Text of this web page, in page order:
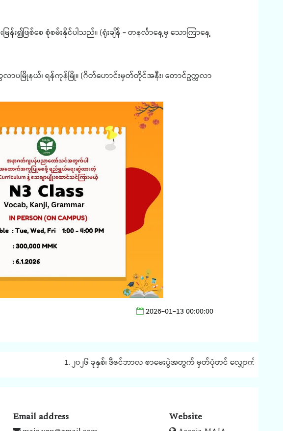
မြန်း၍ဖြစ်စေ စုံစမ်းနိုင်ပါသည်။ (ရုံးချိန် - တနင်္လာနေ့မှ သောကြာနေ့
ကလာပမြိုနယ်၊ ရန်ကုန်မြို။ (ဂိတ်ဟောင်းမှတ်တိုင်အနီး၊ တောင်ဥက္ကလာ
2026-01-13 00:00:00
1. ၂၀၂၆ ခုနှစ်၊ ဒီဇင်ဘာလ စာမေးပွဲအတွက် မှတ်ပုံတင် လျှောက်ထားခြင်း နှ
Email address Website